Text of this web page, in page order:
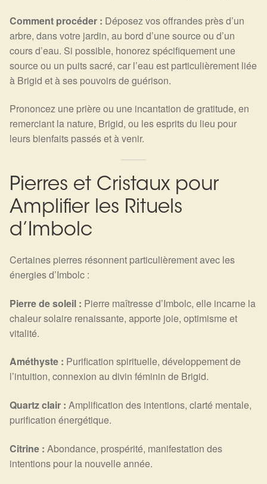
Comment procéder : Déposez vos offrandes près d’un
arbre, dans votre jardin, au bord d’une source ou d’un
cours d’eau. Si possible, honorez spécifiquement une
source ou un puits sacré, car l’eau est particulièrement liée
à Brigid et à ses pouvoirs de guérison.
Prononcez une prière ou une incantation de gratitude, en
remerciant la nature, Brigid, ou les esprits du lieu pour
leurs bienfaits passés et à venir.
Pierres et Cristaux pour
Amplifier les Rituels
d’Imbolc
Certaines pierres résonnent particulièrement avec les
énergies d’Imbolc :
Pierre de soleil : Pierre maîtresse d’Imbolc, elle incarne la
chaleur solaire renaissante, apporte joie, optimisme et
vitalité.
Améthyste : Purification spirituelle, développement de
l’intuition, connexion au divin féminin de Brigid.
Quartz clair : Amplification des intentions, clarté mentale,
purification énergétique.
Citrine : Abondance, prospérité, manifestation des
intentions pour la nouvelle année.